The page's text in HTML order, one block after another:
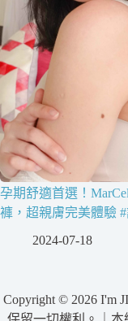
孕期舒適首選！
褲，超親膚完美體驗
2024-07-18
Copyright © 2026 I'm